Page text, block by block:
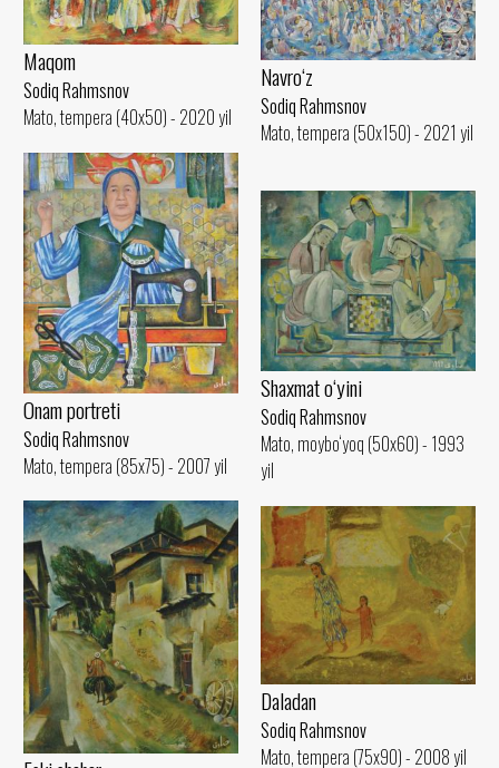
Maqom
Sodiq Rahmsnov
Mato, tempera (40x50) - 2020 yil
Navro‘z
Sodiq Rahmsnov
Mato, tempera (50x150) - 2021 yil
Onam portreti
Sodiq Rahmsnov
Mato, tempera (85x75) - 2007 yil
Shaxmat o‘yini
Sodiq Rahmsnov
Mato, moybo‘yoq (50x60) - 1993
yil
Daladan
Sodiq Rahmsnov
Mato, tempera (75x90) - 2008 yil